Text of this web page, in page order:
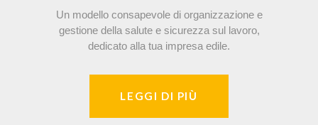
Un modello consapevole di organizzazione e
gestione della salute e sicurezza sul lavoro,
dedicato alla tua impresa edile.
LEGGI DI PIÙ